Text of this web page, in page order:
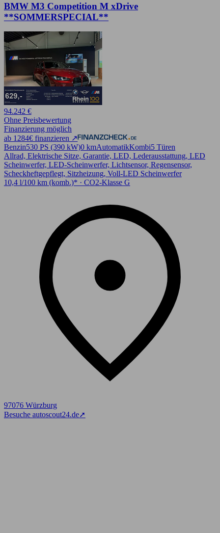
BMW M3 Competition M xDrive
**SOMMERSPECIAL**
94.242 €
Ohne Preisbewertung
Finanzierung möglich
ab 1284€ finanzieren ↗
Benzin530 PS (390 kW)0 kmAutomatikKombi5 Türen
Allrad, Elektrische Sitze, Garantie, LED, Lederausstattung, LED
Scheinwerfer, LED-Scheinwerfer, Lichtsensor, Regensensor,
Scheckheftgepflegt, Sitzheizung, Voll-LED Scheinwerfer
10,4 l/100 km (komb.)* · CO2-Klasse G
97076 Würzburg
Besuche autoscout24.de➚